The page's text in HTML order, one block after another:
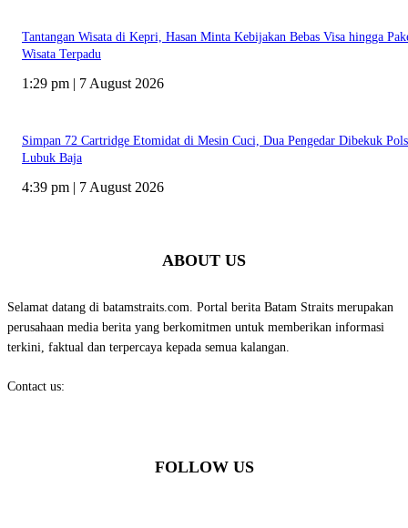
Tantangan Wisata di Kepri, Hasan Minta Kebijakan Bebas Visa hingga
Wisata Terpadu
1:29 pm | 7 August 2026
Simpan 72 Cartridge Etomidat di Mesin Cuci, Dua Pengedar Dibekuk
Lubuk Baja
4:39 pm | 7 August 2026
ABOUT US
Selamat datang di batamstraits.com. Portal berita Batam Straits merupakan
perusahaan media berita yang berkomitmen untuk memberikan informasi
terkini, faktual dan terpercaya kepada semua kalangan.
Contact us:
FOLLOW US